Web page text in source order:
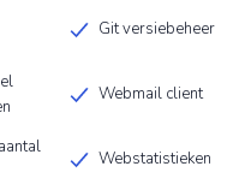
Git versiebeheer
Webmail client
Webstatistieken